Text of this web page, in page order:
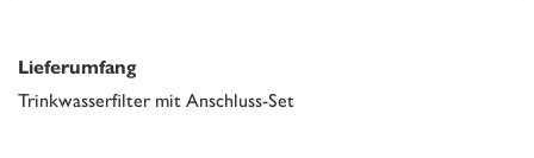
Lieferumfang
Trinkwasserfilter mit Anschluss-Set